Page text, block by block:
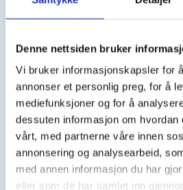
Denne nettsiden bruker
Vi bruker informasjonskapsler for
annonser et personlig preg, for å
mediefunksjoner og for å
dessuten informasjon om hvordan
vårt, med partnerne våre innen
annonsering og analysearbeid,
med annen informasjon du har
eller som de har samlet inn
Gjennomføring:
Foregår over fire måneder.
Besøker torg,
både bygd og by.
Involverer møter med